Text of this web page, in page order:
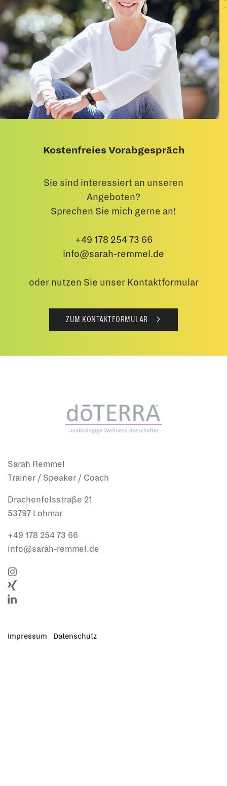
Kostenfreies Vorabgespräch
Sie sind interessiert an unseren
Angeboten?
Sprechen Sie mich gerne an!
+49 178 254 73 66
info@sarah-remmel.de
oder nutzen Sie unser Kontaktformular
ZUM KONTAKTFORMULAR
Sarah Remmel
Trainer / Speaker / Coach
Drachenfelsstraße 21
53797 Lohmar
+49 178 254 73 66
info@sarah-remmel.de
Impressum Datenschutz